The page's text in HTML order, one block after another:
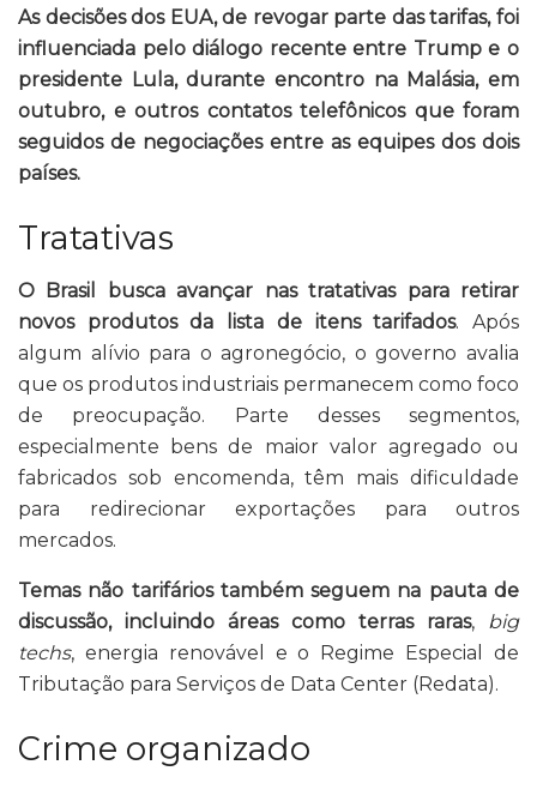
As decisões dos EUA, de revogar parte das tarifas, foi
influenciada pelo diálogo recente entre Trump e o
presidente Lula, durante encontro na Malásia, em
outubro, e outros contatos telefônicos que foram
seguidos de negociações entre as equipes dos dois
países.
Tratativas
O Brasil busca avançar nas tratativas para retirar
novos produtos da lista de itens tarifados. Após
algum alívio para o agronegócio, o governo avalia
que os produtos industriais permanecem como foco
de preocupação. Parte desses segmentos,
especialmente bens de maior valor agregado ou
fabricados sob encomenda, têm mais dificuldade
para redirecionar exportações para outros
mercados.
Temas não tarifários também seguem na pauta de
discussão, incluindo áreas como terras raras, big
techs, energia renovável e o Regime Especial de
Tributação para Serviços de Data Center (Redata).
Crime organizado